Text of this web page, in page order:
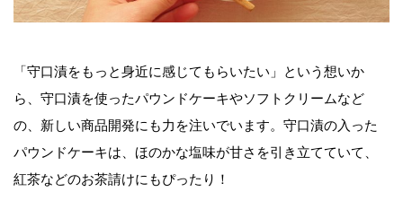
「守口漬をもっと身近に感じてもらいたい」という想いか
ら、守口漬を使ったパウンドケーキやソフトクリームなど
の、新しい商品開発にも力を注いでいます。守口漬の入った
パウンドケーキは、ほのかな塩味が甘さを引き立てていて、
紅茶などのお茶請けにもぴったり！